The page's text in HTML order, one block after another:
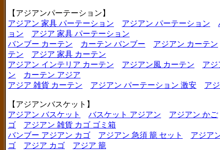
【アジアンパーテーション】
アジアン 家具 パーテーション
アジアン パーテーション
ョン
アジア 家具 パーテーション
バンブー カーテン
カーテン バンブー
アジアン カーテン
テン
アジア 家具 カーテン
アジアン インテリア カーテン
アジアン風 カーテン
アジ
ン
カーテン アジア
アジア 雑貨 カーテン
アジアン パーテーション 激安 ア
【アジアンバスケット】
アジアン バスケット
バスケット アジアン
アジアン かご
ゴ
アジアン 雑貨 カゴ ゴミ箱
バンブー アジアン カゴ
アジアン 急須 籠 セット
アジア
ゴ
アジア カゴ
アジア 籠